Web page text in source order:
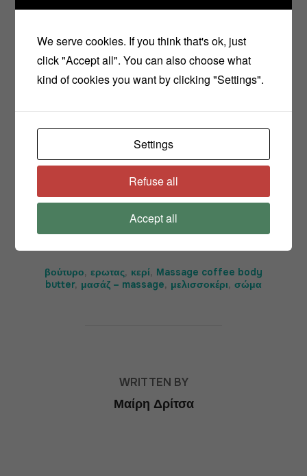
Share
βούτυρο, ερωτας, κερί, Μassage coffee body
butter, μασάζ – massage, μελισσοκέρι, σώμα
WRITTEN BY
Μαίρη Δρίτσα
We serve cookies. If you think that's ok, just
click "Accept all". You can also choose what
kind of cookies you want by clicking "Settings".
Settings
Refuse all
Accept all